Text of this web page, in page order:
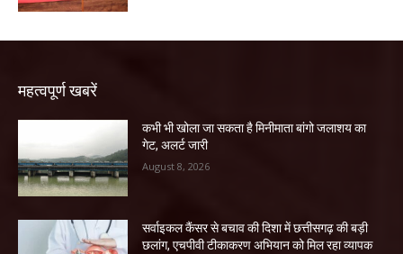
महत्वपूर्ण खबरें
कभी भी खोला जा सकता है मिनीमाता बांगो जलाशय का
गेट, अलर्ट जारी
August 8, 2026
सर्वाइकल कैंसर से बचाव की दिशा में छत्तीसगढ़ की बड़ी
छलांग, एचपीवी टीकाकरण अभियान को मिल रहा व्यापक